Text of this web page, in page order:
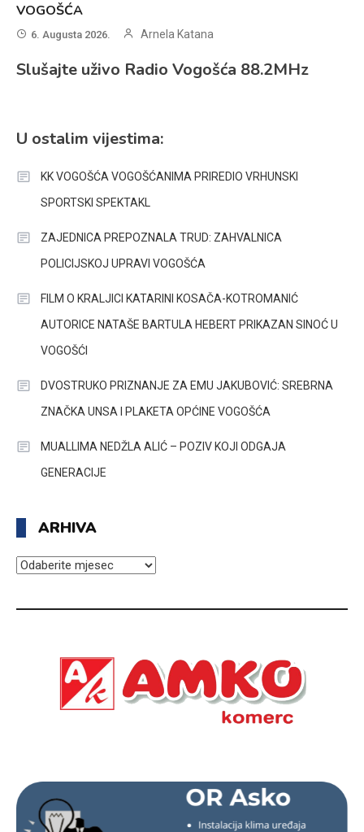
VOGOŠĆA
6. Augusta 2026. Arnela Katana
Slušajte uživo Radio Vogošća 88.2MHz
U ostalim vijestima:
KK VOGOŠĆA VOGOŠĆANIMA PRIREDIO VRHUNSKI
SPORTSKI SPEKTAKL
ZAJEDNICA PREPOZNALA TRUD: ZAHVALNICA
POLICIJSKOJ UPRAVI VOGOŠĆA
FILM O KRALJICI KATARINI KOSAČA-KOTROMANIĆ
AUTORICE NATAŠE BARTULA HEBERT PRIKAZAN SINOĆ U
VOGOŠĆI
DVOSTRUKO PRIZNANJE ZA EMU JAKUBOVIĆ: SREBRNA
ZNAČKA UNSA I PLAKETA OPĆINE VOGOŠĆA
MUALLIMA NEDŽLA ALIĆ – POZIV KOJI ODGAJA
GENERACIJE
ARHIVA
ARHIVA